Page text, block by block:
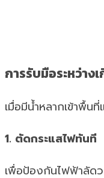
การรับมือระหว่าง
เมื่อมีน้ำหลากเข้าพื้
1. ตัดกระแสไฟทันที
เพื่อป้องกันไฟฟ้าลัด